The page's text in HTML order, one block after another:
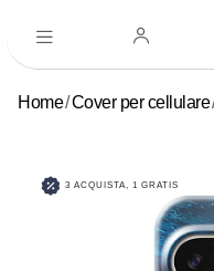
Home Cover per cellulare
3 ACQUISTA, 1 GRATIS